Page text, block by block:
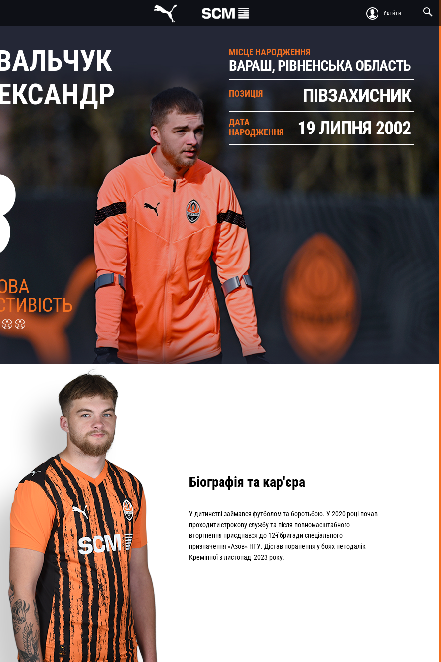
Увійти
МІСЦЕ НАРОДЖЕННЯ
ВАРАШ, РІВНЕНСЬКА ОБЛАСТЬ
ПОЗИЦІЯ ПІВЗАХИСНИК
ДАТА
НАРОДЖЕННЯ
19 ЛИПНЯ 2002
Біографія та кар'єра
У дитинстві займався футболом та боротьбою. У 2020 році почав
проходити строкову службу та після повномасштабного
вторгнення приєднався до 12-ї бригади спеціального
призначення «Азов» НГУ. Дістав поранення у боях неподалік
Кремінної в листопаді 2023 року.